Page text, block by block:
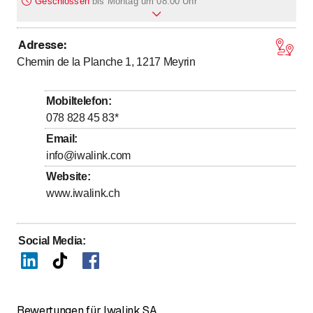
Montag
00
Dienstag
Mittwoch
8:00- bis
18:00
Donnerstag
Freitag
Samstag
Sonntag
Adresse:
Chemin de la Planche 1, 1217 Meyrin
Mobiltelefon:
078 828 45 83*
Email :
info@iwalink.com
Website:
www.iwalink.ch
Social Media: